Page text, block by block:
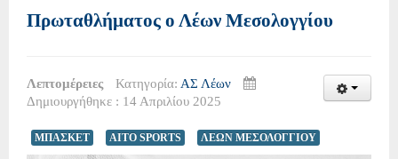
Πρωταθλήματος ο Λέων Μεσολογγίου
Λεπτομέρειες Κατηγορία: ΑΣ Λέων
Δημιουργήθηκε : 14 Απριλίου 2025
ΜΠΑΣΚΕΤ AITO SPORTS ΛΕΩΝ ΜΕΣΟΛΟΓΓΙΟΥ